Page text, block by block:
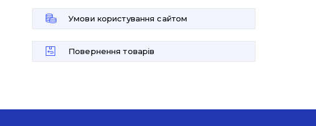
Умови користування сайтом
Повернення товарів